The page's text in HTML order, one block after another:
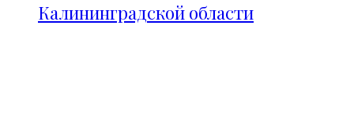
Калининградской области